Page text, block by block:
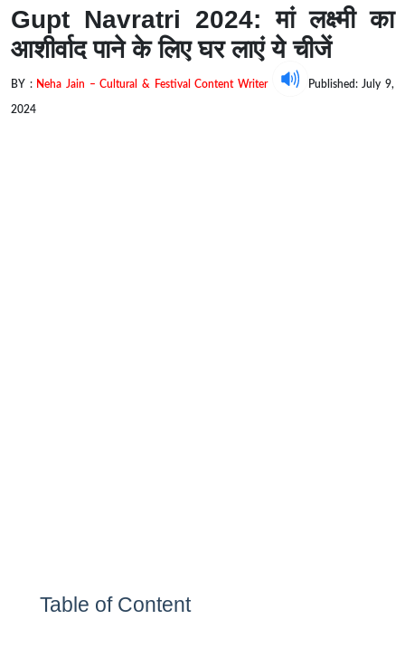
Gupt Navratri 2024: मां लक्ष्मी का
आशीर्वाद पाने के लिए घर लाएं ये चीजें
BY : Neha Jain – Cultural & Festival Content Writer Published: July 9,
2024
Table of Content